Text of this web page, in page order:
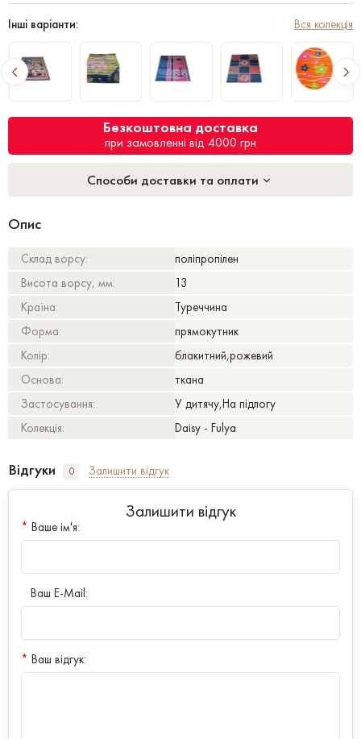
Інші варіанти: Вся колекція
Безкоштовна доставка
при замовленні від 4000 грн
Способи доставки та оплати
Опис
Склад ворсу:
поліпропілен
Висота ворсу, мм:
13
Країна:
Туреччина
Форма:
прямокутник
Колір:
блакитний,рожевий
Основа:
ткана
Застосування:
У дитячу,На підлогу
Колекція:
Daisy - Fulya
Відгуки 0 Залишити відгук
Залишити відгук
* Ваше ім'я:
Ваш E-Mail:
* Ваш відгук: